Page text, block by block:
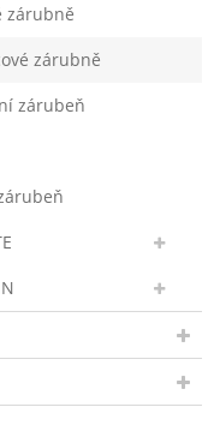
zárubně
zárubně
zárubeň